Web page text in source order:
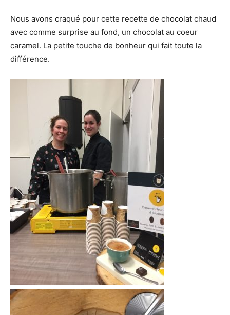
Nous avons craqué pour cette recette de chocolat chaud
avec comme surprise au fond, un chocolat au coeur
caramel. La petite touche de bonheur qui fait toute la
différence.